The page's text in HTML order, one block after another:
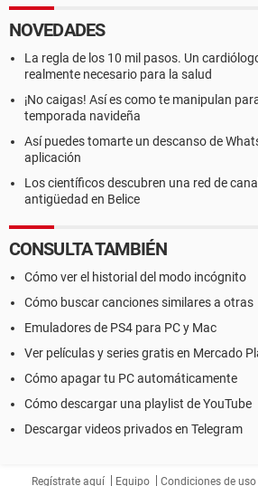
NOVEDADES
La regla de los 10 mil pasos. Un
realmente necesario para la salud
¡No caigas! Así es como te manipulan
temporada navideña
Así puedes tomarte un descanso de
aplicación
Los científicos descubren una red de
antigüedad en Belice
CONSULTA TAMBIÉN
Cómo ver el historial del modo incógnito
Cómo buscar canciones similares a otras
Emuladores de PS4 para PC y Mac
Ver películas y series gratis en Mercado
Cómo apagar tu PC automáticamente
Cómo descargar una playlist de YouTube
Descargar videos privados en Telegram
Regístrate aquí Equipo Condiciones de uso